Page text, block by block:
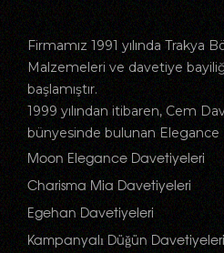
Firmamız 1991 yılında Trakya
Malzemeleri ve davetiye
başlamıştır.
1999 yılından itibaren, Cem
bünyesinde bulunan Elegance
Moon Elegance Davetiyeleri
Charisma Mia Davetiyeleri
Egehan Davetiyeleri
Kampanyalı Düğün